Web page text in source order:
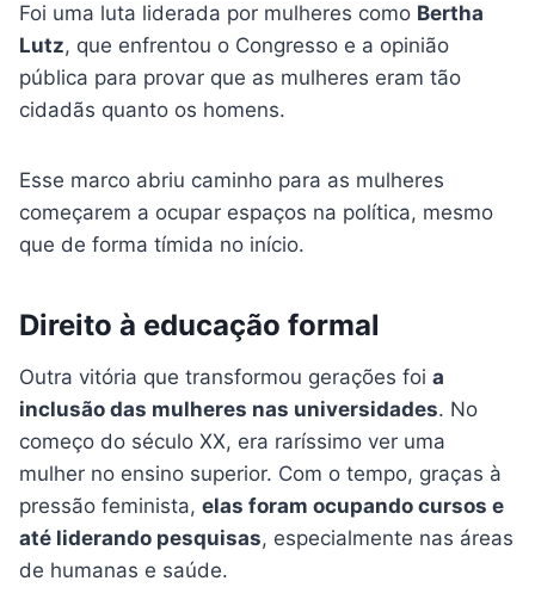
Foi uma luta liderada por mulheres como Bertha
Lutz, que enfrentou o Congresso e a opinião
pública para provar que as mulheres eram tão
cidadãs quanto os homens.
Esse marco abriu caminho para as mulheres
começarem a ocupar espaços na política, mesmo
que de forma tímida no início.
Direito à educação formal
Outra vitória que transformou gerações foi a
inclusão das mulheres nas universidades. No
começo do século XX, era raríssimo ver uma
mulher no ensino superior. Com o tempo, graças à
pressão feminista, elas foram ocupando cursos e
até liderando pesquisas, especialmente nas áreas
de humanas e saúde.